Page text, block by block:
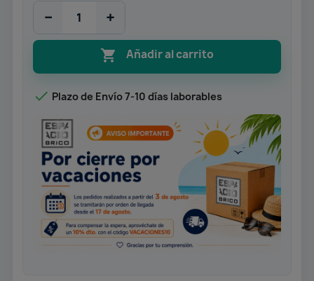
− +
 Añadir al carrito
 Plazo de Envío 7-10 días laborables